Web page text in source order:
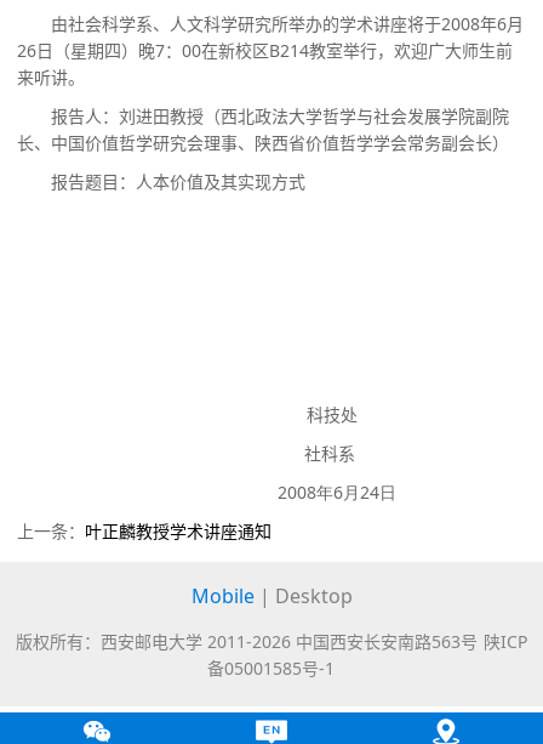
由社会科学系、人文科学研究所举办的学术讲座将于2008年6月
26日 （星期四）晚7： 00在新校区B214教室举行，欢迎广大师生前
来听讲。
报告人： 刘进田教授（西北政法大学哲学与社会发展学院副院
长、中国价值哲学研究会理事、陕西省价值哲学学会常务副会长）
报告题目： 人本价值及其实现方式
科技处
社科系
2008年6月 24日
上一条： 叶正麟教授学术讲座通知
Mobile | Desktop
版权所有：西安邮电大学 2011-2026 中国西安长安南路563号 陕ICP
备05001585号-1